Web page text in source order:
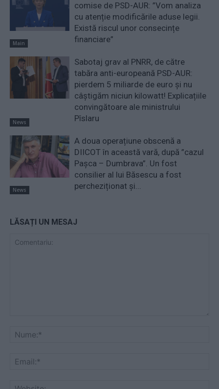
Main
comise de PSD-AUR: ”Vom analiza
cu atenție modificările aduse legii.
Există riscul unor consecințe
financiare”
News
Sabotaj grav al PNRR, de către
tabăra anti-europeană PSD-AUR:
pierdem 5 miliarde de euro și nu
câștigăm niciun kilowatt! Explicațiile
convingătoare ale ministrului
Pîslaru
News
A doua operațiune obscenă a
DIICOT în această vară, după ”cazul
Pașca – Dumbrava”. Un fost
consilier al lui Băsescu a fost
percheziționat și...
LĂSAȚI UN MESAJ